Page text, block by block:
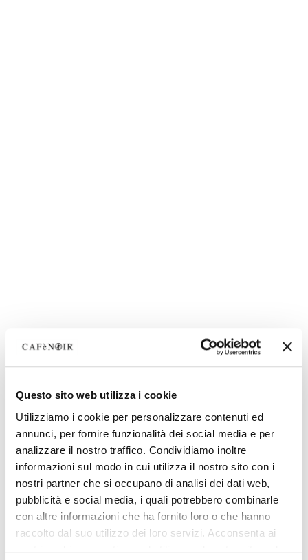
Questo sito web utilizza i cookie
Utilizziamo i cookie per personalizzare contenuti ed
annunci, per fornire funzionalità dei social media e per
analizzare il nostro traffico. Condividiamo inoltre
informazioni sul modo in cui utilizza il nostro sito con i
nostri partner che si occupano di analisi dei dati web,
pubblicità e social media, i quali potrebbero combinarle
con altre informazioni che ha fornito loro o che hanno
raccolto dal suo utilizzo dei loro servizi. Acconsenta ai